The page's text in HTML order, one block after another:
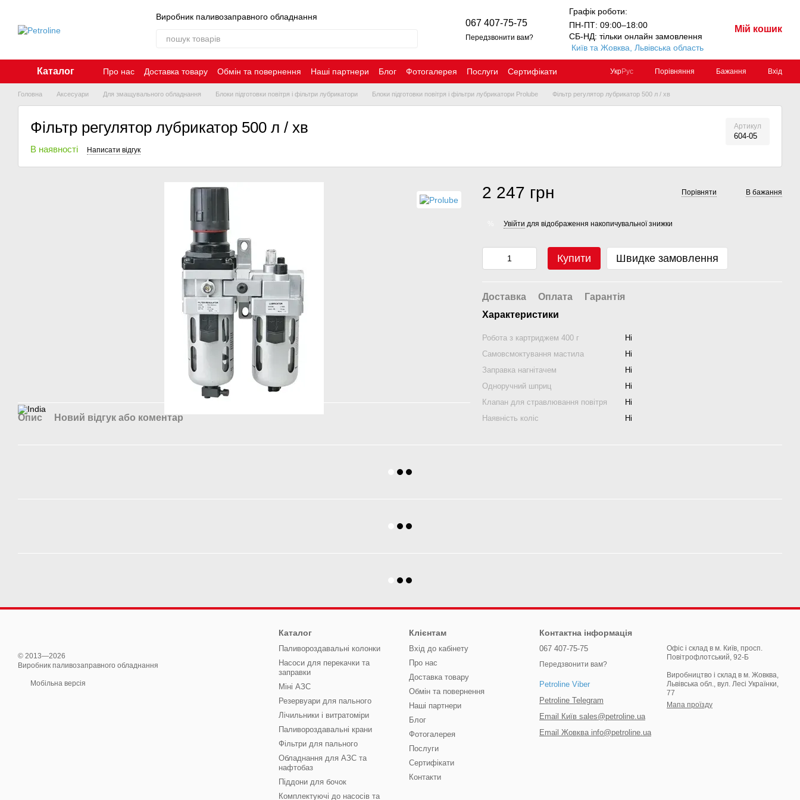
Виробник паливозаправного обладнання
067 407-75-75
Передзвонити вам?
Графік роботи:
ПН-ПТ: 09:00–18:00
СБ-НД: тільки онлайн замовлення
Київ та Жовква, Львівська область
Мій кошик
Каталог Про нас Доставка товару Обмін та повернення Наші партнери Блог Фотогалерея Послуги
Сертифікати
Контакти
УкрРус Порівняння Бажання Вхід
Головна Аксесуари Для змащувального обладнання Блоки підготовки повітря і фільтри лубрикатори Блоки підготовки повітря і фільтри лубрикатори Prolube Фільтр регулятор лубрикатор 500 л / хв
Фільтр регулятор лубрикатор 500 л / хв Артикул
604-05
В наявності Написати відгук
Опис Новий відгук або коментар
2 247 грн Порівняти В бажання
Увійти для відображення накопичувальної знижки
Купити Швидке замовлення
Доставка Оплата
Гарантія
Характеристики
Робота з картриджем 400 г
Ні
Самовсмоктування мастила
Ні
Заправка нагнітачем
Ні
Одноручний шприц
Ні
Клапан для стравлювання повітря
Ні
Наявність коліс
Ні
© 2013—2026
Виробник паливозаправного обладнання
Мобільна версія
Каталог
Паливороздавальні колонки
Насоси для перекачки та
заправки
Міні АЗС
Резервуари для пального
Лічильники і витратоміри
Паливороздавальні крани
Фільтри для пального
Обладнання для АЗС та
нафтобаз
Піддони для бочок
Комплектуючі до насосів та
Клієнтам
Вхід до кабінету
Про нас
Доставка товару
Обмін та повернення
Наші партнери
Блог
Фотогалерея
Послуги
Сертифікати
Контакти
Контактна інформація
067 407-75-75
Передзвонити вам?
Petroline Viber
Petroline Telegram
Email Київ sales@petroline.ua
Email Жовква info@petroline.ua
Офіс і склад в м. Київ, просп.
Повітрофлотський, 92-Б
Виробництво і склад в м. Жовква,
Львівська обл., вул. Лесі Українки,
77
Мапа проїзду